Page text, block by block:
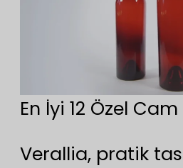
En İyi 12 Özel
Verallia, pratik